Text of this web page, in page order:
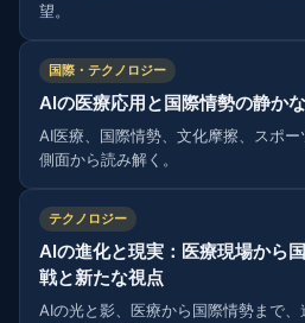
望。
国際・テクノロジー
AIの医療応用と国際情勢の静か
AI医療、国際情勢、文化摩擦、スポ
側面から読み解く。
テクノロジー
AIの進化と現実：医療現場から
戦と新たな視点
AIの光と影、医療から国際情勢まで